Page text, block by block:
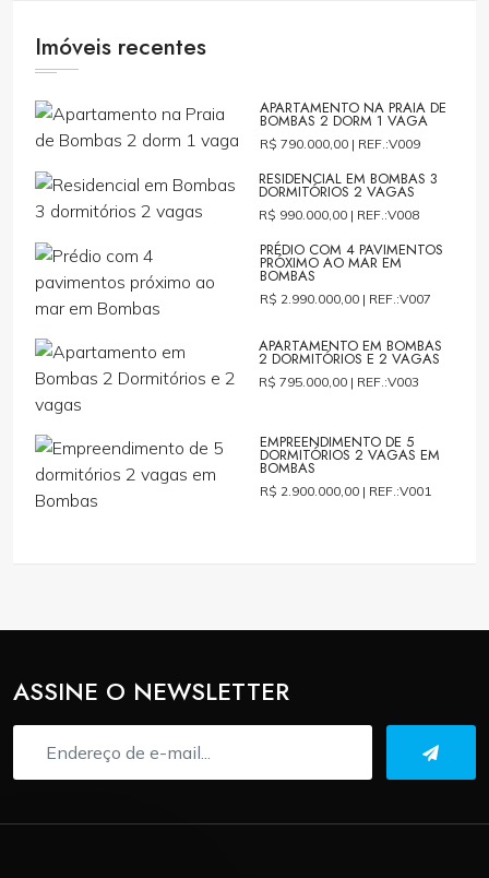
Imóveis recentes
APARTAMENTO NA PRAIA DE
BOMBAS 2 DORM 1 VAGA
R$ 790.000,00 | REF.:V009
RESIDENCIAL EM BOMBAS 3
DORMITÓRIOS 2 VAGAS
R$ 990.000,00 | REF.:V008
PRÉDIO COM 4 PAVIMENTOS
PRÓXIMO AO MAR EM
BOMBAS
R$ 2.990.000,00 | REF.:V007
APARTAMENTO EM BOMBAS
2 DORMITÓRIOS E 2 VAGAS
R$ 795.000,00 | REF.:V003
EMPREENDIMENTO DE 5
DORMITÓRIOS 2 VAGAS EM
BOMBAS
R$ 2.900.000,00 | REF.:V001
ASSINE O NEWSLETTER